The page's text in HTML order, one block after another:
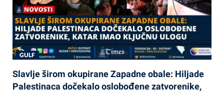
GULF
Slavlje širom okupirane Zapadne obale: Hiljade
Palestinaca dočekalo oslobođene zatvorenike,